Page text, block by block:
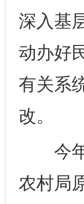
深入基
动办好
有关系
改。
今年6
农村局